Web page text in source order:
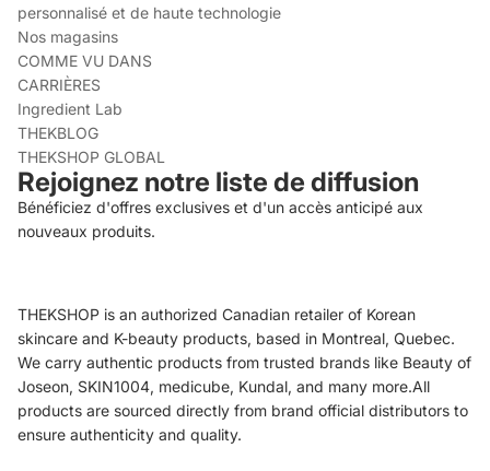
personnalisé et de haute technologie
Nos magasins
COMME VU DANS
CARRIÈRES
Ingredient Lab
THEKBLOG
THEKSHOP GLOBAL
Rejoignez notre liste de diffusion
Bénéficiez d'offres exclusives et d'un accès anticipé aux
nouveaux produits.
THEKSHOP is an authorized Canadian retailer of Korean
skincare and K-beauty products, based in Montreal, Quebec.
We carry authentic products from trusted brands like Beauty of
Joseon, SKIN1004, medicube, Kundal, and many more.All
products are sourced directly from brand official distributors to
ensure authenticity and quality.